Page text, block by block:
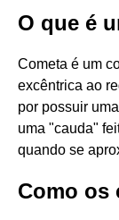
O que é
Cometa é um
excêntrica ao
por possuir
uma "cauda"
quando se
Como os